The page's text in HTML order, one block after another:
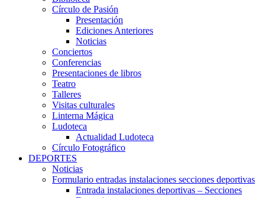
Círculo de Pasión
Presentación
Ediciones Anteriores
Noticias
Conciertos
Conferencias
Presentaciones de libros
Teatro
Talleres
Visitas culturales
Linterna Mágica
Ludoteca
Actualidad Ludoteca
Círculo Fotográfico
DEPORTES
Noticias
Formulario entradas instalaciones secciones deportivas
Entrada instalaciones deportivas – Secciones